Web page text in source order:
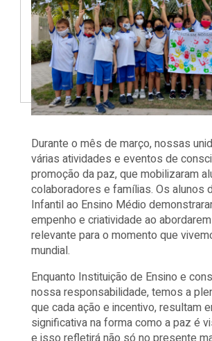
Durante o mês de março, nossas
várias atividades e eventos de
promoção da paz, que mobilizaram
colaboradores e famílias. Os alunos
Infantil ao Ensino Médio
empenho e criatividade ao
relevante para o momento que
mundial.
Enquanto Instituição de Ensino e
nossa responsabilidade, temos a
que cada ação e incentivo, resultam
significativa na forma como a paz é